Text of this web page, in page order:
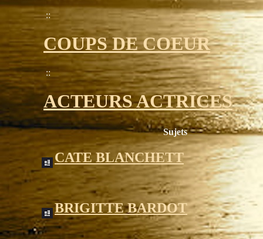
::
COUPS DE COEUR
::
ACTEURS ACTRICES
Sujets
CATE BLANCHETT
BRIGITTE BARDOT